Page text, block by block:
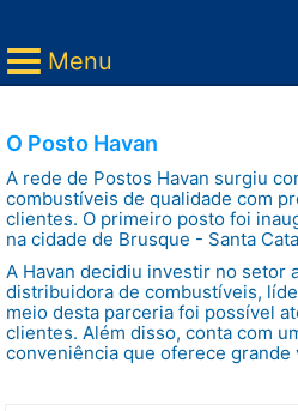
Menu
O Posto Havan
A rede de Postos Havan surgiu
combustíveis de qualidade com
clientes. O primeiro posto foi
na cidade de Brusque - Santa
A Havan decidiu investir no setor
distribuidora de combustíveis,
meio desta parceria foi possível
clientes. Além disso, conta com
conveniência que oferece grande